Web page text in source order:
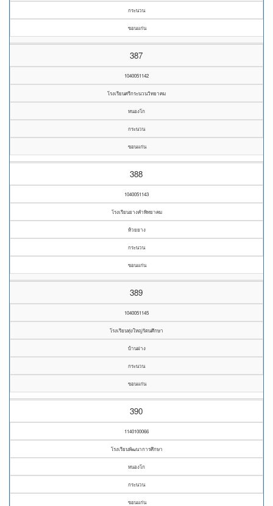
กระนวน
ขอนแก่น
387
1040051142
โรงเรียนศรีกระนวนวิทยาคม
หนองโก
กระนวน
ขอนแก่น
388
1040051143
โรงเรียนยางคำพิทยาคม
ห้วยยาง
กระนวน
ขอนแก่น
389
1040051145
โรงเรียนทุ่งใหญ่รัตนศึกษา
บ้านฝาง
กระนวน
ขอนแก่น
390
1140100066
โรงเรียนพัฒนาการศึกษา
หนองโก
กระนวน
ขอนแก่น